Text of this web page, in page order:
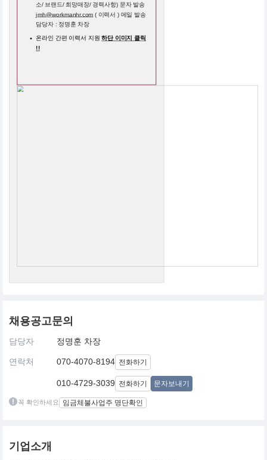
소/ 브랜드/ 희망매장/ 경력사항) 문자 발송
jmh@workmanhr.com ( 이력서 ) 메일 발송
담당자 : 정명훈 차장
온라인 간편 이력서 지원하단 이미지 클릭
!!
채용공고문의
담당자 정명훈 차장
연락처 070-4070-8194 전화하기
010-4729-3039 전화하기 문자보내기
꼭 확인하세요 임금체불사업주 명단확인
기업소개